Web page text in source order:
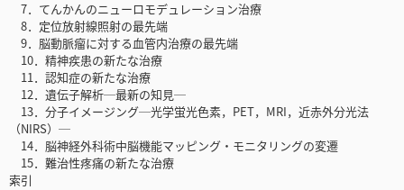
7．てんかんのニューロモデュレーション治療
8．定位放射線照射の最先端
9．脳動脈瘤に対する血管内治療の最先端
10．精神疾患の新たな治療
11．認知症の新たな治療
12．遺伝子解析─最新の知見─
13．分子イメージング─光学蛍光色素，PET，MRI，近赤外分光法
（NIRS）─
14．脳神経外科術中脳機能マッピング・モニタリングの変遷
15．難治性疼痛の新たな治療
索引